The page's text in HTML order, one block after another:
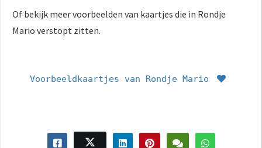
Of bekijk meer voorbeelden van kaartjes die in Rondje
Mario verstopt zitten.
Voorbeeldkaartjes van Rondje Mario